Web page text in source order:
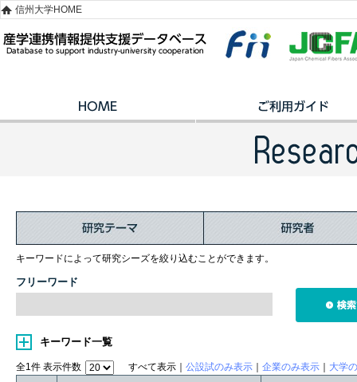
信州大学HOME
キーワードによって研究シーズを絞り込むことができます。
フリーワード
キーワード一覧
全1件 表示件数 すべて表示｜ 公設試のみ表示 企業のみ表示
大学